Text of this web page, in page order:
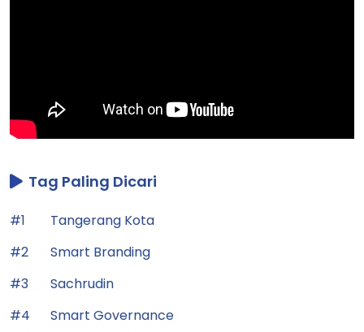
Tag Paling Dicari
#1
Tangerang Kota
#2
Smart Branding
#3
Sachrudin
#4
Smart Governance